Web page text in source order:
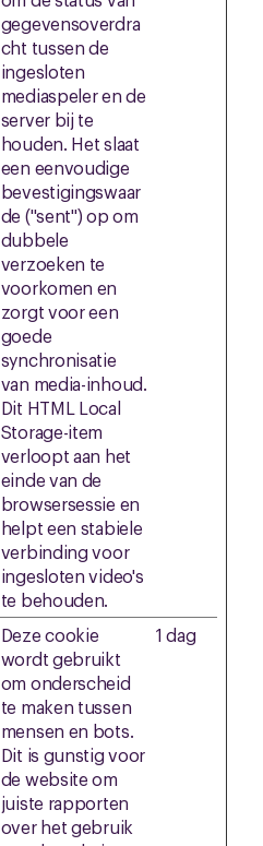
gegevensoverdra
cht tussen de
ingesloten
mediaspeler en de
server bij te
houden. Het slaat
een eenvoudige
bevestigingswaar
de ("sent") op om
dubbele
verzoeken te
voorkomen en
zorgt voor een
goede
synchronisatie
van media-inhoud.
Dit HTML Local
Storage-item
verloopt aan het
einde van de
browsersessie en
helpt een stabiele
verbinding voor
ingesloten video's
te behouden.
Deze cookie
wordt gebruikt
om onderscheid
te maken tussen
mensen en bots.
Dit is gunstig voor
de website om
juiste rapporten
over het gebruik
1 dag